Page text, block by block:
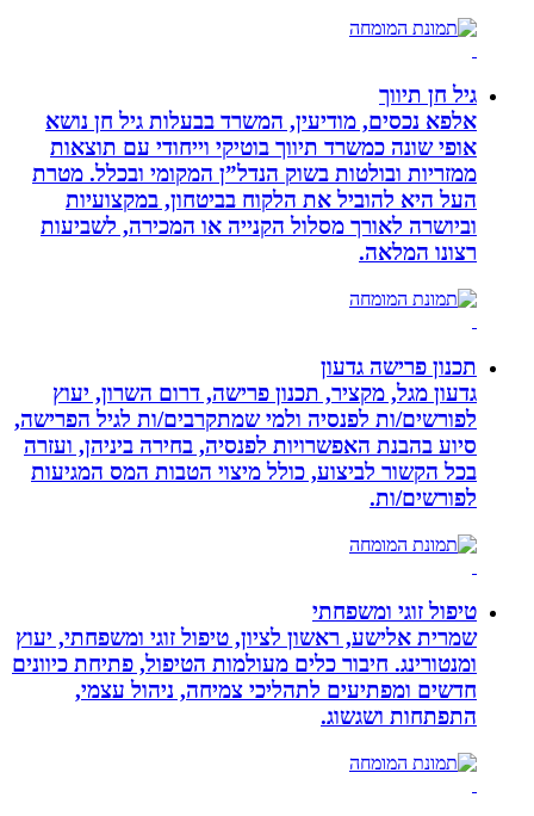
גיל חן תיווך
אלפא נכסים, מודיעין, המשרד בבעלות גיל חן נושא
אופי שונה כמשרד תיווך בוטיקי וייחודי עם תוצאות
ממזריות ובולטות בשוק הנדל”ן המקומי ובכלל. מטרת
העל היא להוביל את הלקוח בביטחון, במקצועיות
וביושרה לאורך מסלול הקנייה או המכירה, לשביעות
רצונו המלאה.
תכנון פרישה גדעון
גדעון מגל, מקציר, תכנון פרישה, דרום השרון, יעוץ
לפורשים/ות לפנסיה ולמי שמתקרבים/ות לגיל הפרישה,
סיוע בהבנת האפשרויות לפנסיה, בחירה ביניהן, ועזרה
בכל הקשור לביצוע, כולל מיצוי הטבות המס המגיעות
לפורשים/ות.
טיפול זוגי ומשפחתי
שמרית אלישע, ראשון לציון, טיפול זוגי ומשפחתי, יעוץ
ומנטורינג. חיבור כלים מעולמות הטיפול, פתיחת כיוונים
חדשים ומפתיעים לתהליכי צמיחה, ניהול עצמי,
התפתחות ושגשוג.